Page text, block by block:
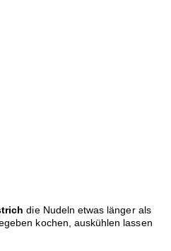
die Nudeln etwas länger als
kochen, auskühlen lassen